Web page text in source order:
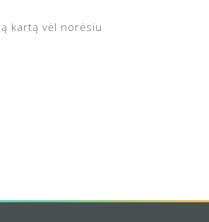
kartą vėl norėsiu